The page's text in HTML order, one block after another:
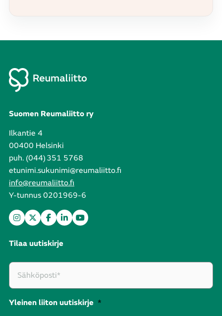
Suomen Reumaliitto ry
Ilkantie 4
00400 Helsinki
puh. (044) 351 5768
etunimi.sukunimi@reumaliitto.fi
info@reumaliitto.fi
Y-tunnus 0201969-6
Tilaa uutiskirje
Yleinen liiton uutiskirje *